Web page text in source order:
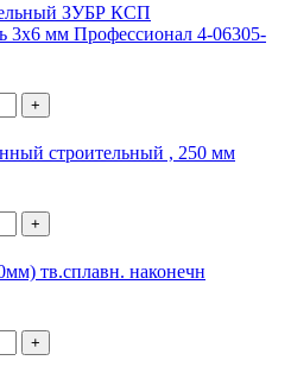
ЗУБР КСП
3х6 мм Профессионал 4-06305-
+
строительный , 250 мм
+
тв.сплавн. наконечн
+